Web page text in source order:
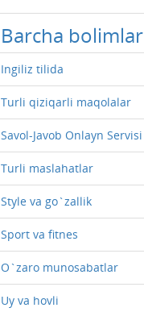
Barcha bolimlar
Ingiliz tilida
Turli qiziqarli maqolalar
Savol-Javob Onlayn Servisi
Turli maslahatlar
Style va go`zallik
Sport va fitnes
O`zaro munosabatlar
Uy va hovli